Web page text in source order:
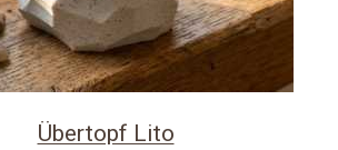
Übertopf Lito